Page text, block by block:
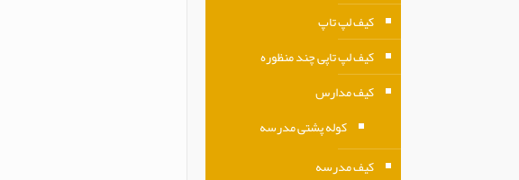
کیف لپ تاپ
کیف لپ تاپی چند منظوره
کیف مدارس
کوله پشتی مدرسه
کیف مدرسه